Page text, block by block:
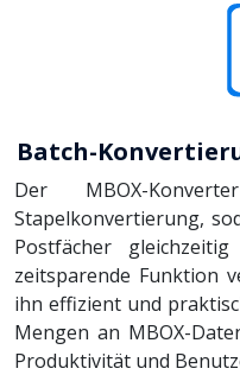
Batch-
Der MBOX-
Stapelkonvertierung,
Postfächer
zeitsparende Funktion
ihn effizient und
Mengen an MBOX-
Produktivität und